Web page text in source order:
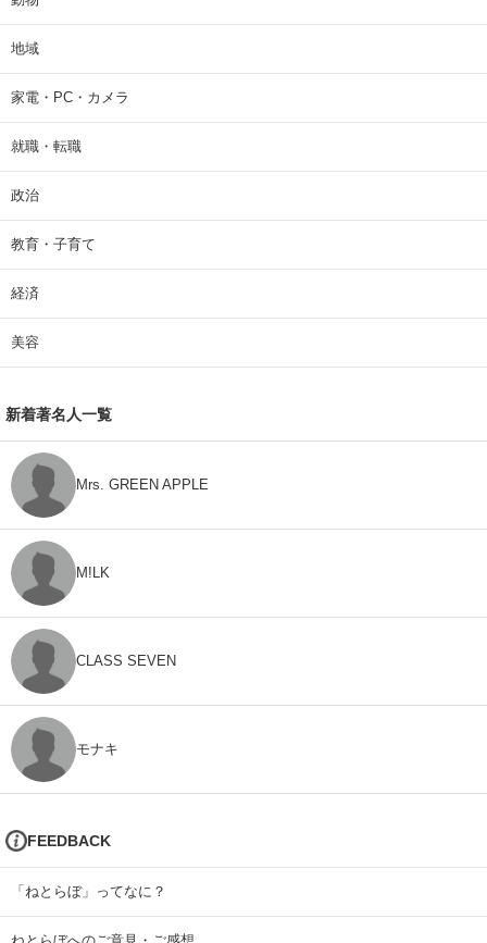
地域
家電・PC・カメラ
就職・転職
政治
教育・子育て
経済
美容
新着著名人一覧
Mrs. GREEN APPLE
M!LK
CLASS SEVEN
モナキ
FEEDBACK
「ねとらぼ」ってなに？